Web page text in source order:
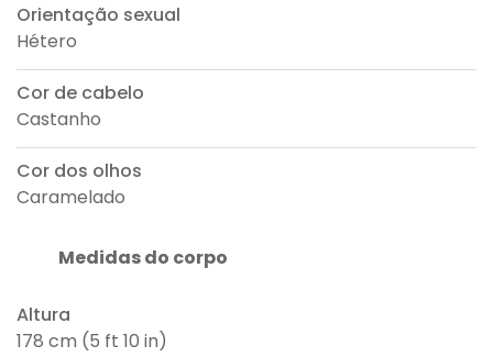
Orientação sexual
Hétero
Cor de cabelo
Castanho
Cor dos olhos
Caramelado
Medidas do corpo
Altura
178 cm (5 ft 10 in)